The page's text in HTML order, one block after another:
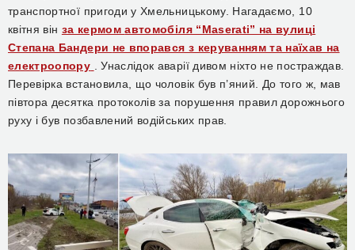
транспортної пригоди у Хмельницькому. Нагадаємо, 10
квітня він за кермомавтомобіля “Maserati” на вулиці
Степана Бандери не впорався з керуванням та наїхав на
електроопору
. Унаслідок аварії дивом ніхто не постраждав.
Перевірка встановила, що чоловік був п’яний. До того ж, мав
півтора десятка протоколів за порушення правил дорожнього
руху і був позбавлений водійських прав.